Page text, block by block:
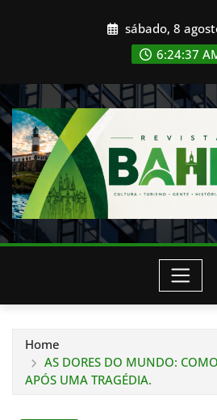
sábado, 8
6:24:38
Home
AS DORES DO MUNDO:
APÓS UMA TRAGÉDIA.